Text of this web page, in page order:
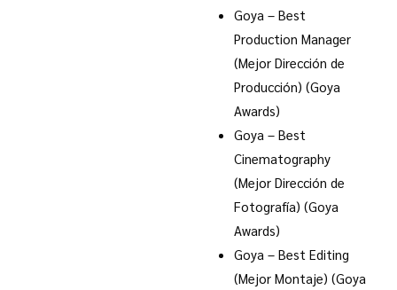
Goya – Best
Production Manager
(Mejor Dirección de
Producción) (Goya
Awards)
Goya – Best
Cinematography
(Mejor Dirección de
Fotografía) (Goya
Awards)
Goya – Best Editing
(Mejor Montaje) (Goya